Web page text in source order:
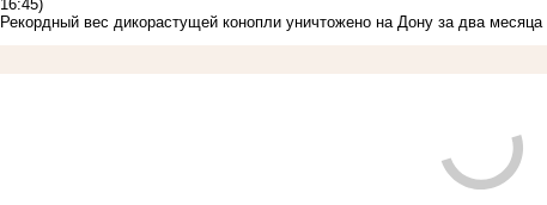
16:45)
Рекордный вес дикорастущей конопли уничтожено на Дону за два месяца